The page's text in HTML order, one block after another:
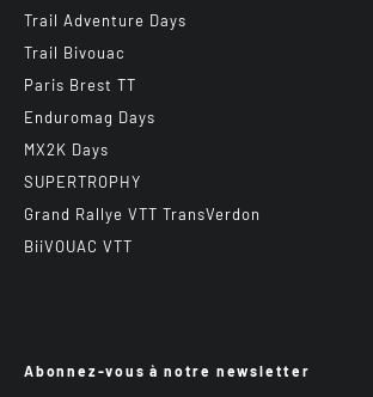
Trail Adventure Days
Trail Bivouac
Paris Brest TT
Enduromag Days
MX2K Days
SUPERTROPHY
Grand Rallye VTT TransVerdon
BiiVOUAC VTT
Abonnez-vous à notre newsletter